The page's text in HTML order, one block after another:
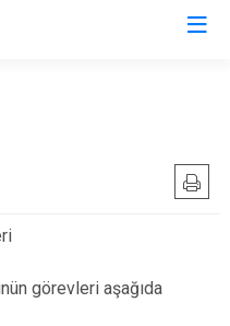
görevleri aşağıda